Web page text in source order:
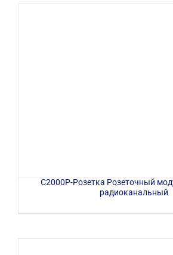
С2000Р-Розетка Розеточный
радиоканальный